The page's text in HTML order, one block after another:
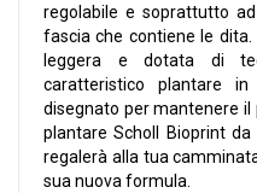
regolabile e soprattutto
fascia che contiene le
leggera e dotata di
caratteristico plantare
disegnato per mantenere il
plantare Scholl Bioprint
regalerà alla tua
sua nuova formula.